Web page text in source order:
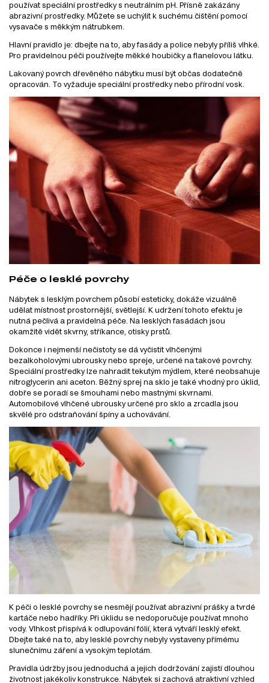
používat speciální prostředky s neutrálním pH. Přísně zakázány
abrazivní prostředky. Můžete se uchýlit k suchému čištění pomocí
vysavače s měkkým nátrubkem.
Hlavní pravidlo je: dbejte na to, aby fasády a police nebyly příliš vlhké.
Pro pravidelnou péči používejte měkké houbičky a flanelovou látku.
Lakovaný povrch dřevěného nábytku musí být občas dodatečně
opracován. To vyžaduje speciální prostředky nebo přírodní vosk.
Péče o lesklé povrchy
Nábytek s lesklým povrchem působí esteticky, dokáže vizuálně
udělat místnost prostornější, světlejší. K udržení tohoto efektu je
nutná pečlivá a pravidelná péče. Na lesklých fasádách jsou
okamžitě vidět skvrny, stříkance, otisky prstů.
Dokonce i nejmenší nečistoty se dá vyčistit vlhčenými
bezalkoholovými ubrousky nebo spreje, určené na takové povrchy.
Speciální prostředky lze nahradit tekutým mýdlem, které neobsahuje
nitroglycerin ani aceton. Běžný sprej na sklo je také vhodný pro úklid,
dobře se poradí se šmouhami nebo mastnými skvrnami.
Automobilové vlhčené ubrousky určené pro sklo a zrcadla jsou
skvělé pro odstraňování špíny a uchovávání.
K péči o lesklé povrchy se nesmějí používat abrazivní prášky a tvrdé
kartáče nebo hadříky. Při úklidu se nedoporučuje používat mnoho
vody. Vlhkost přispívá k odlupování fólií, která vytváří lesklý efekt.
Dbejte také na to, aby lesklé povrchy nebyly vystaveny přímému
slunečnímu záření a vysokým teplotám.
Pravidla údržby jsou jednoduchá a jejich dodržování zajistí dlouhou
životnost jakékoliv konstrukce. Nábytek si zachová atraktivní vzhled